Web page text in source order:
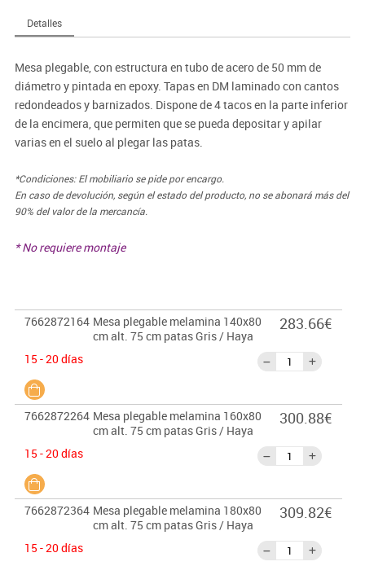
Detalles
Mesa plegable, con estructura en tubo de acero de 50 mm de
diámetro y pintada en epoxy. Tapas en DM laminado con cantos
redondeados y barnizados. Dispone de 4 tacos en la parte inferior
de la encimera, que permiten que se pueda depositar y apilar
varias en el suelo al plegar las patas.
*Condiciones: El mobiliario se pide por encargo.
En caso de devolución, según el estado del producto, no se abonará más del
90% del valor de la mercancía.
* No requiere montaje
7662872164 Mesa plegable melamina 140x80
cm alt. 75 cm patas Gris / Haya
15 - 20 días
283.66€
7662872264 Mesa plegable melamina 160x80
cm alt. 75 cm patas Gris / Haya
15 - 20 días
300.88€
7662872364 Mesa plegable melamina 180x80
cm alt. 75 cm patas Gris / Haya
15 - 20 días
309.82€